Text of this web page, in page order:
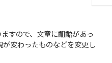
すので、文章に齟齬があっ
変わったものなどを変更し